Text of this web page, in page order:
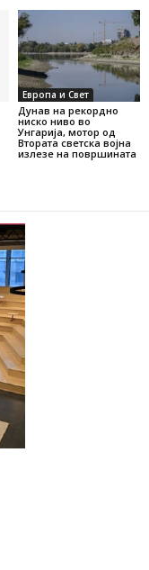
Европа и Свет
Дунав на рекордно
ниско ниво во
Унгарија, мотор од
Втората светска војна
излезе на површината